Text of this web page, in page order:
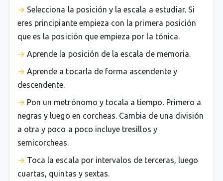
Selecciona la posición y la escala a estudiar. Si
eres principiante empieza con la primera posición
que es la posición que empieza por la tónica.
Aprende la posición de la escala de memoria.
Aprende a tocarla de forma ascendente y
descendente.
Pon un metrónomo y tocala a tiempo. Primero a
negras y luego en corcheas. Cambia de una división
a otra y poco a poco incluye tresillos y
semicorcheas.
Toca la escala por intervalos de terceras, luego
cuartas, quintas y sextas.